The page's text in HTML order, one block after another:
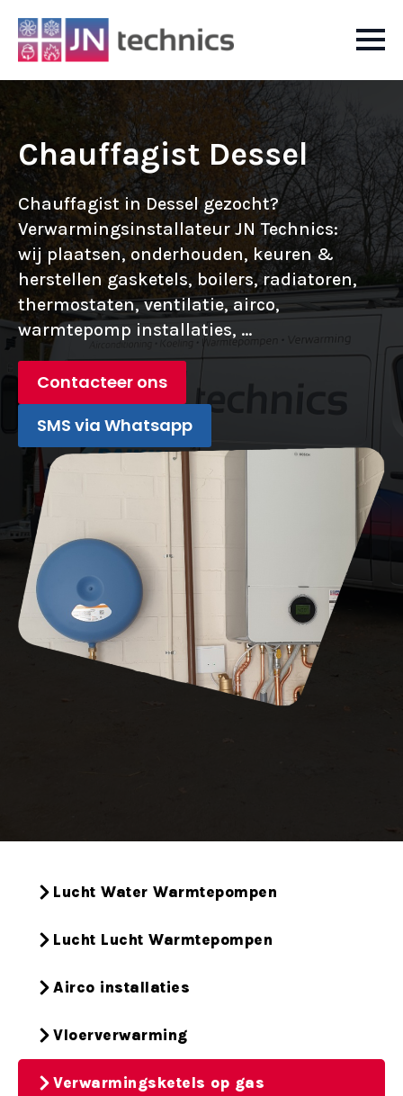
Chauffagist Dessel
Chauffagist in Dessel gezocht?
Verwarmingsinstallateur JN Technics:
wij plaatsen, onderhouden, keuren &
herstellen gasketels, boilers, radiatoren,
thermostaten, ventilatie, airco,
warmtepomp installaties, ...
Contacteer ons
SMS via Whatsapp
Lucht Water Warmtepompen
Lucht Lucht Warmtepompen
Airco installaties
Vloerverwarming
Verwarmingsketels op gas